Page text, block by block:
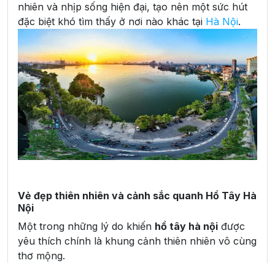
nhiên và nhịp sống hiện đại, tạo nên một sức hút
đặc biệt khó tìm thấy ở nơi nào khác tại Hà Nội.
Vẻ đẹp thiên nhiên và cảnh sắc quanh Hồ Tây Hà
Nội
Một trong những lý do khiến hồ tây hà nội được
yêu thích chính là khung cảnh thiên nhiên vô cùng
thơ mộng.